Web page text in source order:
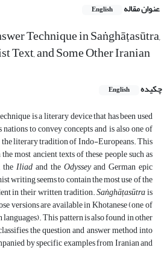
عنوان مقاله English
Technique in Saṅghāṭasūtra,
Text, and Some Other Iranian
چکیده English
is a literary device that has been used
to convey concepts and is also one of
the literary tradition of Indo-Europeans. This
most ancient texts of these people such as
, theIliadand theOdysseyand German epic
writing seems to contain the most use of the
in their written tradition.Saṅghāṭasūtrais
versions are available in Khotanese (one of
This pattern is also found in other
the question and answer method into
by specific examples from Iranian and